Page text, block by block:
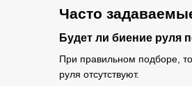
Часто
Будет ли биение руля
При правильном подборе,
руля отсутствуют.